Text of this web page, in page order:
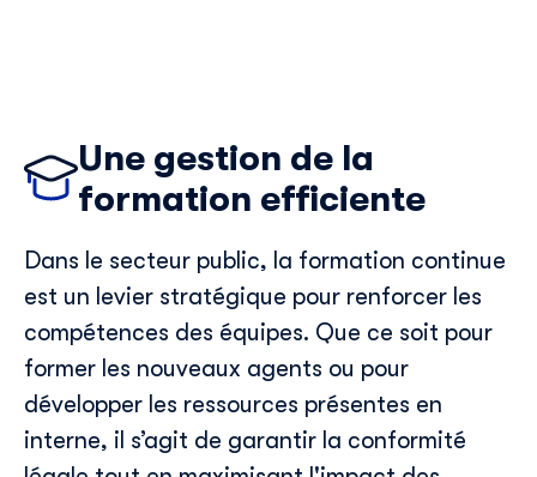
Une gestion de la
formation efficiente
Dans le secteur public, la formation continue
est un levier stratégique pour renforcer les
compétences des équipes. Que ce soit pour
former les nouveaux agents ou pour
développer les ressources présentes en
interne, il s’agit de garantir la conformité